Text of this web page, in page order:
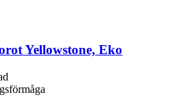
Yellowstone, Eko